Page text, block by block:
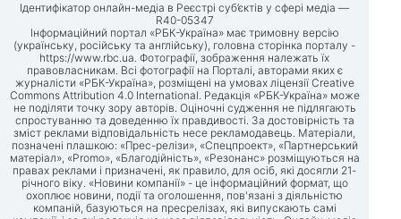
Ідентифікатор онлайн-медіа в Реєстрі суб’єктів у сфері медіа —
R40-05347
Інформаційний портал «РБК-Україна» має тримовну версію
(українську, російську та англійську), головна сторінка порталу -
https://www.rbc.ua. Фотографії, зображення належать їх
правовласникам. Всі фотографії на Порталі, авторами яких є
журналісти «РБК-Україна», розміщені на умовах ліцензії Creative
Commons Attribution 4.0 International. Редакція «РБК-Україна» може
не поділяти точку зору авторів. Оціночні судження не підлягають
спростуванню та доведенню їх правдивості. За достовірність та
зміст реклами відповідальність несе рекламодавець. Матеріали,
позначені плашкою: «Прес-релізи», «Спецпроект», «Партнерський
матеріал», «Promo», «Благодійність», «Резонанс» розміщуються на
правах реклами і призначені, як правило, для осіб, які досягли 21-
річного віку. «Новини компанії» - це інформаційний формат, що
охоплює новини, події та оголошення, пов'язані з діяльністю
компаній, базуються на пресрелізах, які випускають самі